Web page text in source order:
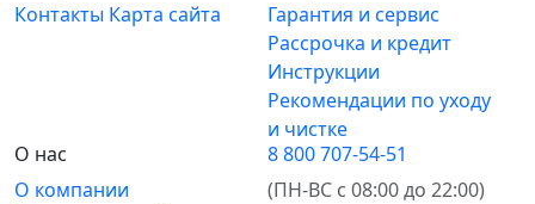
Контакты Карта сайта
Гарантия и сервис
Рассрочка и кредит
Инструкции
Рекомендации по уходу
и чистке
О нас
О компании
8 800 707-54-51
(ПН-ВС с 08:00 до 22:00)